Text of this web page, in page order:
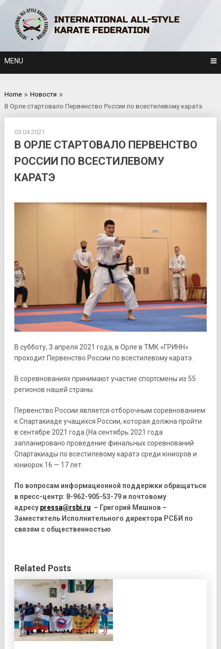
content
MENU
Home
Новости
В Орле стартовало Первенство России по всестилевому каратэ
03.04.2021
В ОРЛЕ СТАРТОВАЛО ПЕРВЕНСТВО
РОССИИ ПО ВСЕСТИЛЕВОМУ
КАРАТЭ
В субботу, 3 апреля 2021 года, в Орле в ТМК «ГРИНН»
проходит Первенство России по всестилевому каратэ.
В соревнованиях принимают участие спортсмены из 55
регионов нашей страны.
Первенство России является отборочным соревнованием
к Спартакиаде учащихся России, которая должна пройти
в сентябре 2021 года (На сентябрь 2021 года
запланировано проведение финальных соревнований
Спартакиады по всестилевому каратэ среди юниоров и
юниорок 16 — 17 лет.
По вопросам информационной поддержки обращаться
в пресс-центр: 8-962-905-53-79 и почтовому
адресу pressa@rsbi.ru – Григорий Мишнов –
Заместитель Исполнительного директора РСБИ по
связям с общественностью
Related Posts